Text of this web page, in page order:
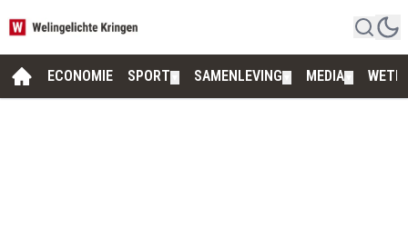
ECONOMIE SPORT SAMENLEVING MEDIA